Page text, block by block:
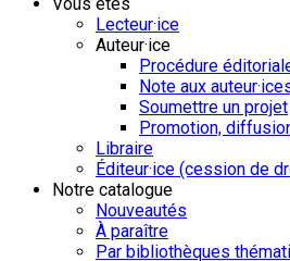
Lecteur·ice
Auteur·ice
Procédure
Note aux
Soumettre un projet
Promotion,
Libraire
Éditeur·ice (cession de
Notre catalogue
Nouveautés
À paraître
Par bibliothèques